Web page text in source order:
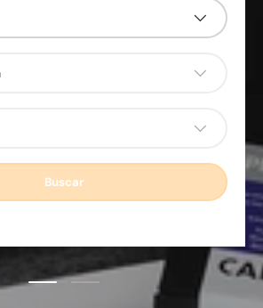
Cargar diapositiva 1 de 2
Cargar diapositiva 2 de 2
Buscar